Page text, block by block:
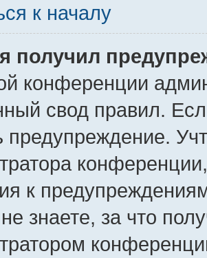
к началу
получил
конференции
свод правил.
предупреждение.
к
знаете, за что